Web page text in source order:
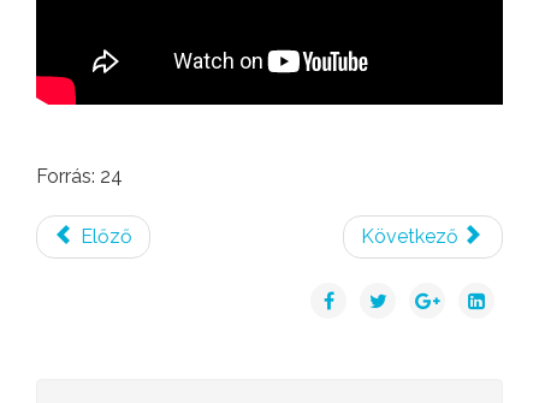
Forrás: 24
Előző Következő